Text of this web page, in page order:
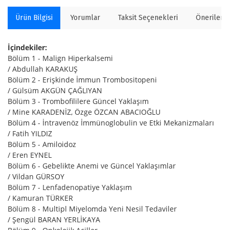
Ürün Bilgisi Yorumlar Taksit Seçenekleri
İçindekiler:
Bölüm 1 - Malign Hiperkalsemi
/ Abdullah KARAKUŞ
Bölüm 2 - Erişkinde İmmun Trombositopeni
/ Gülsüm AKGÜN ÇAĞLIYAN
Bölüm 3 - Trombofililere Güncel Yaklaşım
/ Mine KARADENİZ, Özge ÖZCAN ABACIOĞLU
Bölüm 4 - İntravenöz İmmünoglobulin ve Etki Mekanizmaları
/ Fatih YILDIZ
Bölüm 5 - Amiloidoz
/ Eren EYNEL
Bölüm 6 - Gebelikte Anemi ve Güncel Yaklaşımlar
/ Vildan GÜRSOY
Bölüm 7 - Lenfadenopatiye Yaklaşım
/ Kamuran TÜRKER
Bölüm 8 - Multipl Miyelomda Yeni Nesil Tedaviler
/ Şengül BARAN YERLİKAYA